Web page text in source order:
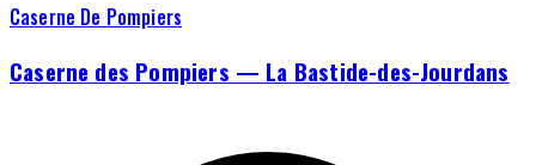
Caserne De Pompiers
Caserne des Pompiers — La Bastide-des-Jourdans